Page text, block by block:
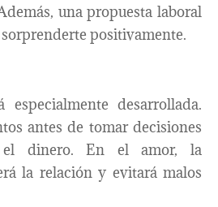
una propuesta laboral
positivamente.
desarrollada.
antes de tomar decisiones
el dinero. En el amor, la
la relación y evitará malos